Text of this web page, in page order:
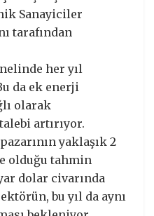
Sanayiciler
tarafından
her yıl
da ek enerji
olarak
artırıyor.
yaklaşık 2
olduğu tahmin
dolar civarında
bu yıl da aynı